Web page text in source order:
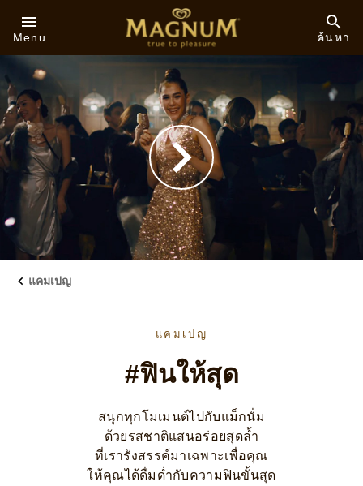
Skip to:
Menu ค้นหา
แคมเปญ
แคมเปญ
#ฟินให้สุด
สนุกทุกโมเมนต์ไปกับแม็กนั่ม
ด้วยรสชาติแสนอร่อยสุดล้ำ
ที่เรารังสรรค์มาเฉพาะเพื่อคุณ
ให้คุณได้ดื่มด่ำกับความฟินขั้นสุด